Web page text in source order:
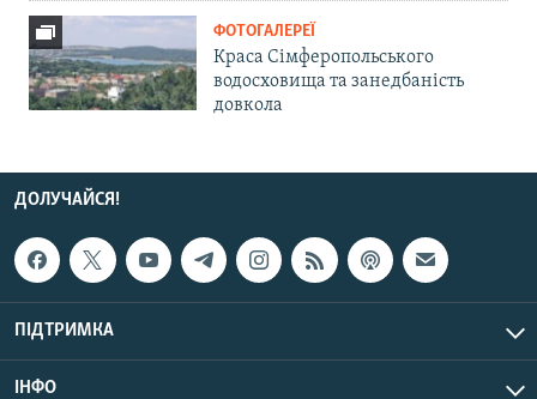
ФОТОГАЛЕРЕЇ
Краса Сімферопольського
водосховища та занедбаність
довкола
ДОЛУЧАЙСЯ!
ПІДТРИМКА
ІНФО